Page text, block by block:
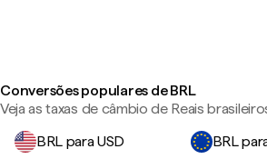
Conversões populares de BRL
Veja as taxas de câmbio de Reais
BRL para USD
BRL